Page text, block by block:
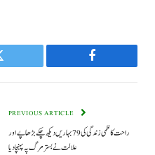
Facebook
راحت کاظمی زندگی کی 79 بہاریں دیکھ چکے بڑھاپے اور
علالت نے بستر مرگ پہ پہنچادیا